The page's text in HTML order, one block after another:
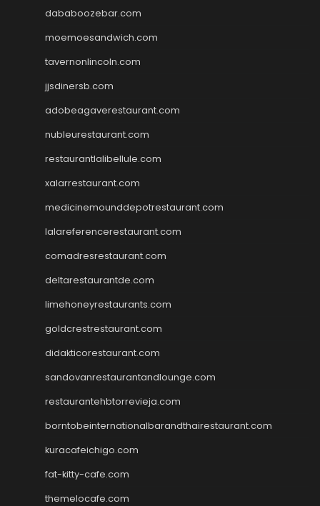
dababoozebar.com
moemoesandwich.com
tavernonlincoln.com
jjsdinersb.com
adobeagaverestaurant.com
nubleurestaurant.com
restaurantlalibellule.com
xalarrestaurant.com
medicinemounddepotrestaurant.com
lalareferencerestaurant.com
comadresrestaurant.com
deltarestaurantde.com
limehoneyrestaurants.com
goldcrestrestaurant.com
didakticorestaurant.com
sandovanrestaurantandlounge.com
restaurantehbtorrevieja.com
borntobeinternationalbarandthairestaurant.com
kuracafeichigo.com
fat-kitty-cafe.com
themelocafe.com